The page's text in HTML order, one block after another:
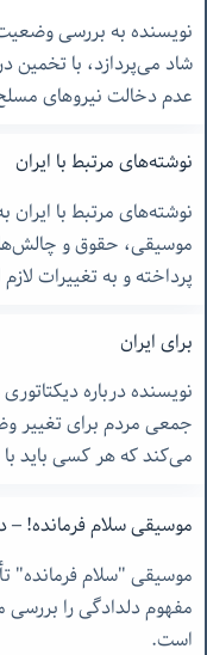
نویسنده به بررسی
شاد می‌پردازد، با تخمین
عدم دخالت نیروهای
نوشته‌های مرتبط با ایران
نوشته‌های مرتبط با
موسیقی، حقوق و
پرداخته و به تغییرات
برای ایران
نویسنده درباره
جمعی مردم برای
می‌کند که هر کسی باید
موسیقی سلام فرمانده! –
موسیقی "سلام فرمانده"
مفهوم دلدادگی را بررسی
است.